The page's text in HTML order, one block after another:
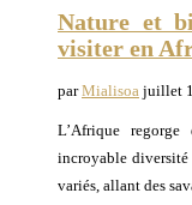
Nature et
visiter en
parMialisoa juillet
L’Afrique
incroyable diversité
variés, allant des